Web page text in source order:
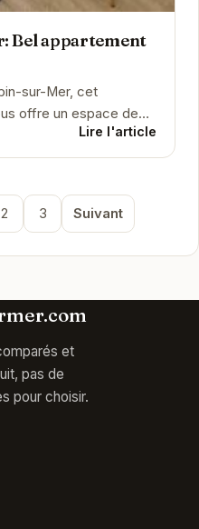
Bel appartement
sur-Mer, cet
offre un espace de
Idéalement placé à...
Lire l'article
2 3 Suivant
et
pas de
pour choisir.